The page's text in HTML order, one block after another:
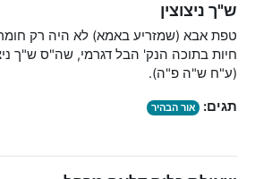
ש"ך ניצוצין
טפת אבא (שמזריע באמא) לא היה רק
חיות בתוכה הנק' הבל דגרמי, שה"ס ש"ך
(ע"ח ש"ה פ"ה).
תגים: אור הבהיר